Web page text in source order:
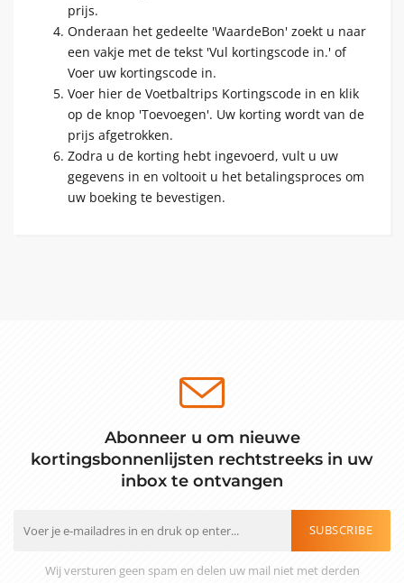
prijs.
Onderaan het gedeelte 'WaardeBon' zoekt u naar
een vakje met de tekst 'Vul kortingscode in.' of
Voer uw kortingscode in.
Voer hier de Voetbaltrips Kortingscode in en klik
op de knop 'Toevoegen'. Uw korting wordt van de
prijs afgetrokken.
Zodra u de korting hebt ingevoerd, vult u uw
gegevens in en voltooit u het betalingsproces om
uw boeking te bevestigen.
Abonneer u om nieuwe
kortingsbonnenlijsten rechtstreeks in uw
inbox te ontvangen
SUBSCRIBE
Wij versturen geen spam en delen uw mail niet met derden